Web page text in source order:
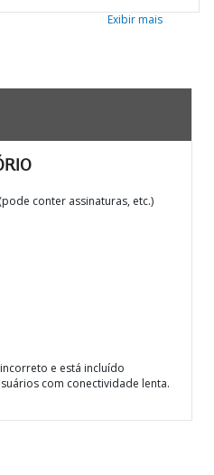
Exibir mais
conter assinaturas, etc.)
e está incluído
com conectividade lenta.